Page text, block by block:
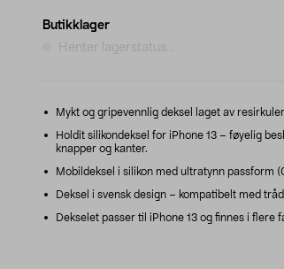
Butikklager
Henter lagerstatus...
Mykt og gripevennlig deksel laget av
Holdit silikondeksel for iPhone 13 – føyelig
knapper og kanter.
Mobildeksel i silikon med ultratynn passform
Deksel i svensk design – kompatibelt med
Dekselet passer til iPhone 13 og finnes i flere